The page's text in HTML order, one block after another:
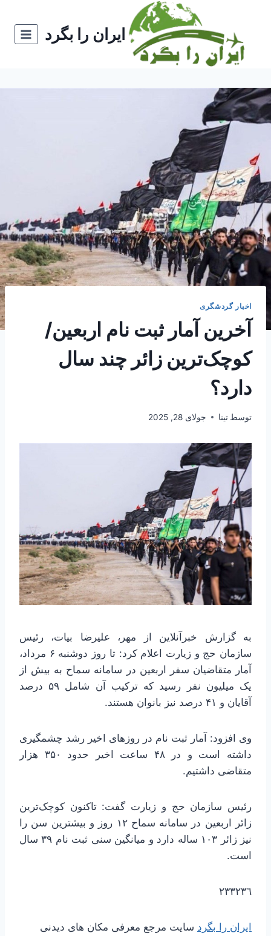
ایران را بگرد
اخبار گردشگری
آخرین آمار ثبت نام اربعین/
کوچک‌ترین زائر چند سال
دارد؟
توسط تینا جولای 28, 2025
به گزارش خبرآنلاین از مهر، علیرضا بیات، رئیس
سازمان حج و زیارت اعلام کرد: تا روز دوشنبه ۶ مرداد،
آمار متقاضیان سفر اربعین در سامانه سماح به بیش از
یک میلیون نفر رسید که ترکیب آن شامل ۵۹ درصد
آقایان و ۴۱ درصد نیز بانوان هستند.
وی افزود: آمار ثبت نام در روزهای اخیر رشد چشمگیری
داشته است و در ۴۸ ساعت اخیر حدود ۳۵۰ هزار
متقاضی داشتیم.
رئیس سازمان حج و زیارت گفت: تاکنون کوچک‌ترین
زائر اربعین در سامانه سماح ۱۲ روز و بیشترین سن را
نیز زائر ۱۰۳ ساله دارد و میانگین سنی ثبت نام ۳۹ سال
است.
٢٣٣٢٣٦
ایران را بگرد سایت مرجع معرفی مکان های دیدنی